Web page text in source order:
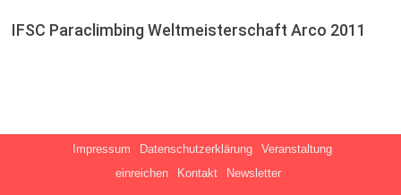
IFSC Paraclimbing Weltmeisterschaft Arco 2011
Impressum Datenschutzerklärung
Veranstaltung
einreichen
Kontakt Newsletter